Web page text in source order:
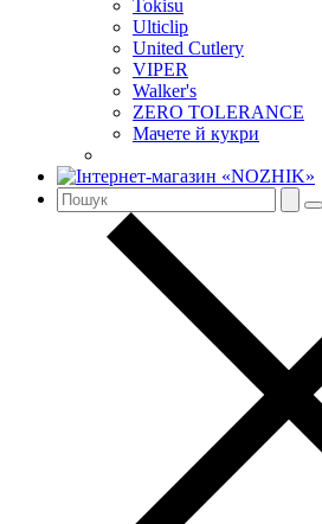
Tokisu
Ulticlip
United Cutlery
VIPER
Walker's
ZERO TOLERANCE
Мачете й кукри